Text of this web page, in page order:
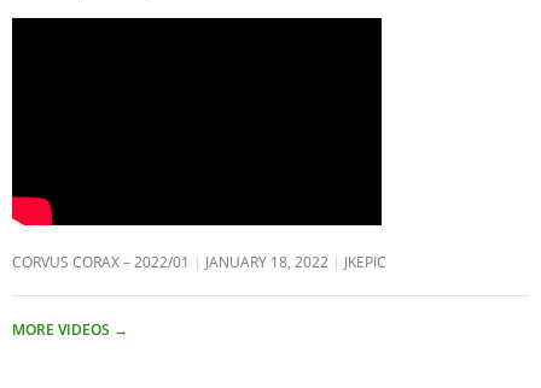
CORVUS CORAX – 2022/01 JANUARY 18, 2022 JKEPIC
MORE VIDEOS →